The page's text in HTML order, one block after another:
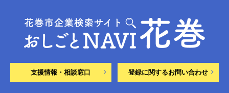
支援情報・相談窓口 登録に関するお問い合わせ